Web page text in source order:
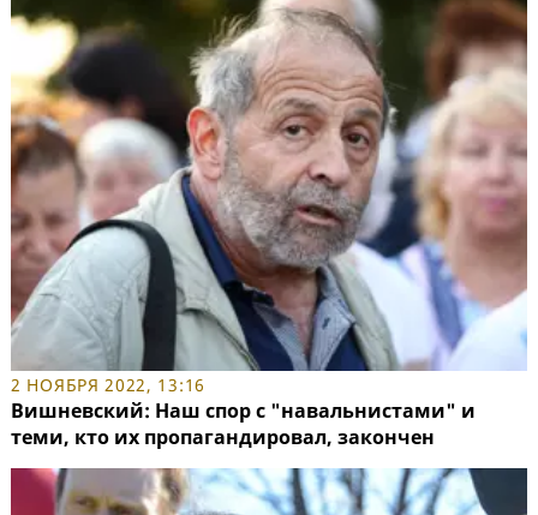
2 НОЯБРЯ 2022, 13:16
Вишневский: Наш спор с "навальнистами" и
теми, кто их пропагандировал, закончен